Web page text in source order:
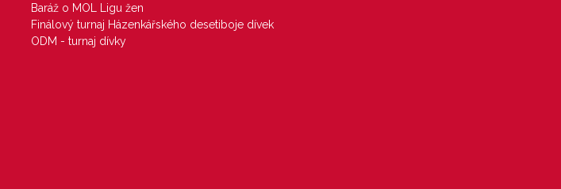
Baráž o MOL Ligu žen
Finálový turnaj Házenkářského desetiboje dívek
ODM - turnaj dívky